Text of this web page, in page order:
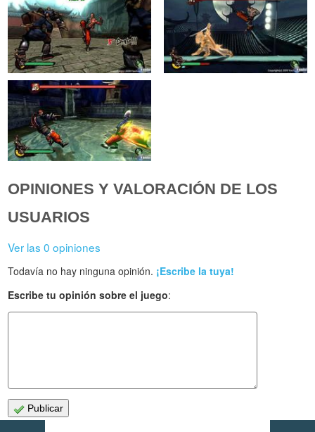
OPINIONES Y VALORACIÓN DE LOS
USUARIOS
Ver las 0 opiniones
Todavía no hay ninguna opinión. ¡Escribe la tuya!
Escribe tu opinión sobre el juego:
Publicar